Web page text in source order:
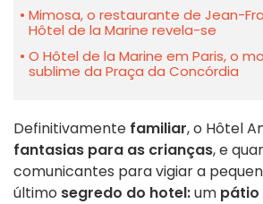
Mimosa, o restaurante de Jean-
Hôtel de la Marine revela-se
O Hôtel de la Marine em Paris, o
sublime da Praça da Concórdia
Definitivamente familiar, o Hôtel
fantasias para as crianças, e
comunicantes para vigiar a
último segredo do hotel:um pátio